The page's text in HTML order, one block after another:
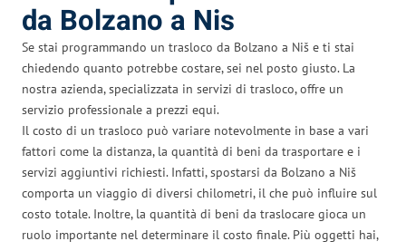
da Bolzano a Nis
Se stai programmando un trasloco da Bolzano a Niš e ti stai
chiedendo quanto potrebbe costare, sei nel posto giusto. La
nostra azienda, specializzata in servizi di trasloco, offre un
servizio professionale a prezzi equi.
Il costo di un trasloco può variare notevolmente in base a vari
fattori come la distanza, la quantità di beni da trasportare e i
servizi aggiuntivi richiesti. Infatti, spostarsi da Bolzano a Niš
comporta un viaggio di diversi chilometri, il che può influire sul
costo totale. Inoltre, la quantità di beni da traslocare gioca un
ruolo importante nel determinare il costo finale. Più oggetti hai,